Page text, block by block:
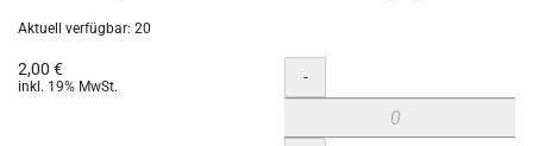
Aktuell verfügbar: 20
2,00 €
inkl. 19% MwSt. Menge
-